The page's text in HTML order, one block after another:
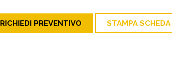
RICHIEDI PREVENTIVO STAMPA SCHEDA